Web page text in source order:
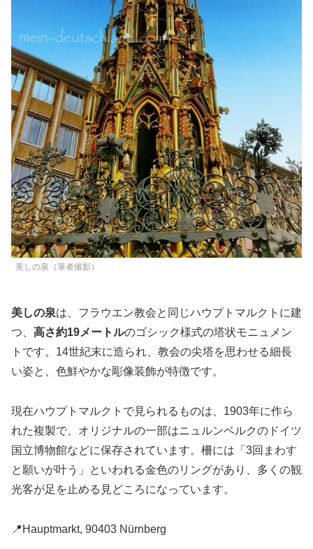
美しの泉（筆者撮影）
美しの泉は、フラウエン教会と同じハウプトマルクトに建
つ、 高さ約19メートルのゴシック様式の塔状モニュメン
トです。14世紀末に造られ、教会の尖塔を思わせる細長
い姿と、色鮮やかな彫像装飾が特徴です。
現在ハウプトマルクトで見られるものは、1903年に作ら
れた複製で、オリジナルの一部はニュルンベルクのドイツ
国立博物館などに保存されています。柵には「3回まわす
と願いが叶う」といわれる金色のリングがあり、多くの観
光客が足を止める見どころになっています。
📍Hauptmarkt, 90403 Nürnberg